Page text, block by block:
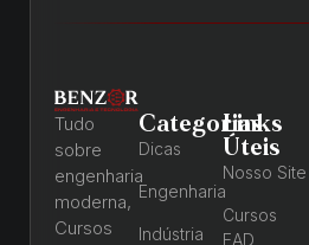
Tudo
sobre
engenharia
moderna,
Cursos
Categorias
Dicas
Engenharia
Indústria
Links
Úteis
Nosso Site
Cursos
EAD